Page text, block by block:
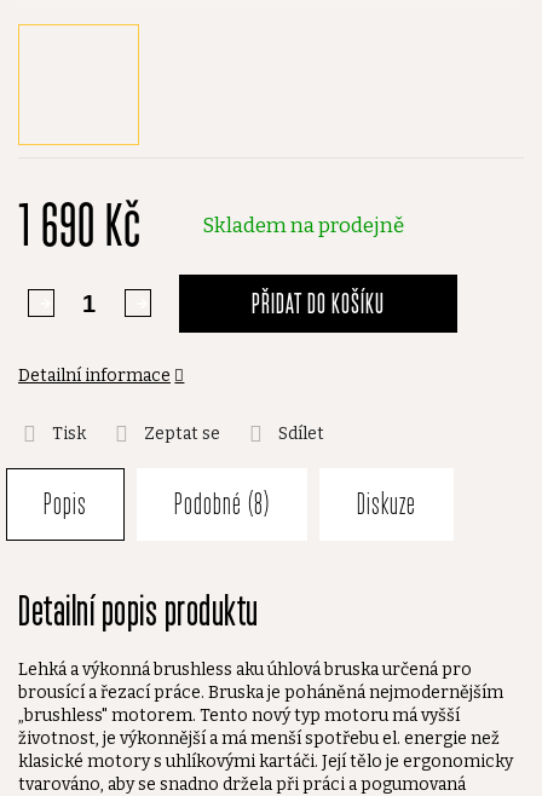
1 690 Kč Skladem na prodejně
PŘIDAT DO KOŠÍKU
Detailní informace
Tisk Zeptat se Sdílet
Popis Podobné (8) Diskuze
Detailní popis produktu
Lehká a výkonná brushless aku úhlová bruska určená pro
brousící a řezací práce. Bruska je poháněná nejmodernějším
„brushless" motorem. Tento nový typ motoru má vyšší
životnost, je výkonnější a má menší spotřebu el. energie než
klasické motory s uhlíkovými kartáči. Její tělo je ergonomicky
tvarováno, aby se snadno držela při práci a pogumovaná